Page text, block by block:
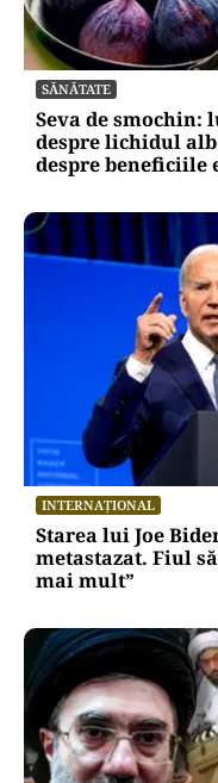
SĂNĂTATE
Seva de smochin:
despre lichidul
despre beneficiile
INTERNAȚIONAL
Starea lui Joe
metastazat. Fiul
mai mult”